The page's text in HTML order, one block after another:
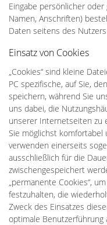
Eingabe persönlicher
Namen, Anschriften)
Daten seitens des
Einsatz von Cookies
„Cookies“ sind kleine
PC spezifische, auf Sie,
speichern, während Sie
uns dabei, die
unserer Internetseiten zu
Sie möglichst komfortabel
verwenden einerseits
ausschließlich für die
zwischengespeichert
„permanente Cookies“,
festzuhalten, die
Zweck des Einsatzes
optimale Benutzerführung